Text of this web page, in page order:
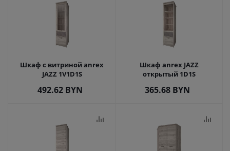
Шкаф с витриной anrex
JAZZ 1V1D1S
492.62 BYN
Шкаф anrex JAZZ
открытый 1D1S
365.68 BYN